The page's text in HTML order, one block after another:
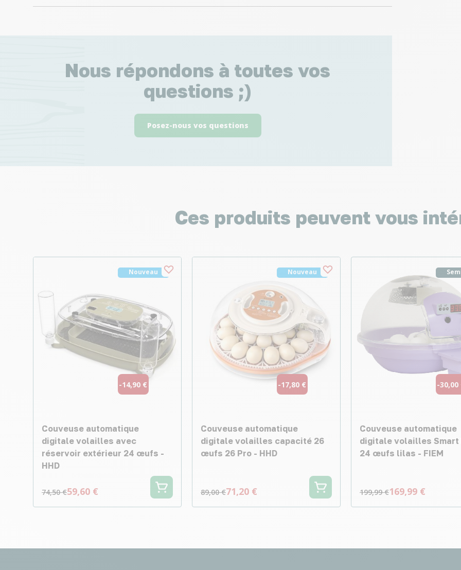
Nous répondons à toutes vos
questions ;)
Posez-nous vos questions
Ces produits peuvent vous
Nouveau
-14,90 €
Couveuse automatique
digitale volailles avec
réservoir extérieur 24 œufs -
HHD
74,50 €59,60 €
Nouveau
-17,80 €
Couveuse automatique
digitale volailles capacité 26
œufs 26 Pro - HHD
89,00 €71,20 €
-30,00
Couveuse automatique
digitale volailles Smart
24 œufs lilas - FIEM
199,99 €169,99 €